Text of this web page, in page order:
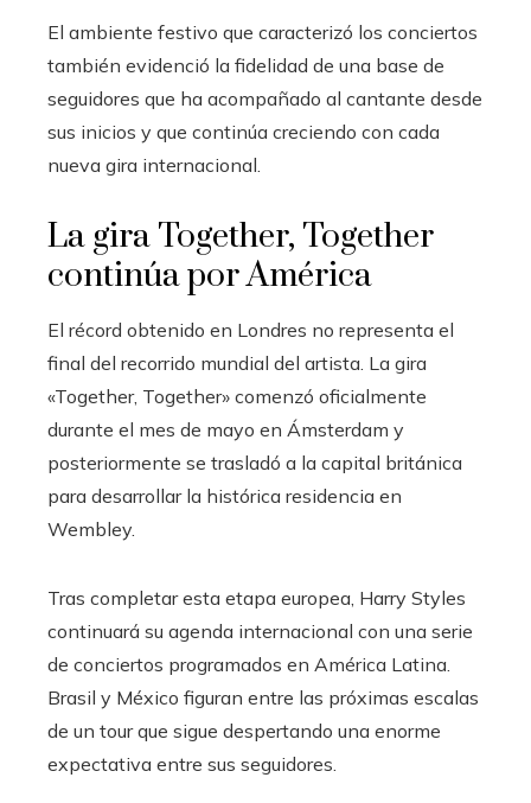
El ambiente festivo que caracterizó los conciertos
también evidenció la fidelidad de una base de
seguidores que ha acompañado al cantante desde
sus inicios y que continúa creciendo con cada
nueva gira internacional.
La gira Together, Together
continúa por América
El récord obtenido en Londres no representa el
final del recorrido mundial del artista. La gira
«Together, Together» comenzó oficialmente
durante el mes de mayo en Ámsterdam y
posteriormente se trasladó a la capital británica
para desarrollar la histórica residencia en
Wembley.
Tras completar esta etapa europea, Harry Styles
continuará su agenda internacional con una serie
de conciertos programados en América Latina.
Brasil y México figuran entre las próximas escalas
de un tour que sigue despertando una enorme
expectativa entre sus seguidores.